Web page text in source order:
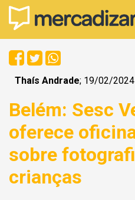
Thaís Andrade; 19/02/
Belém: Sesc
oferece
sobre
crianças